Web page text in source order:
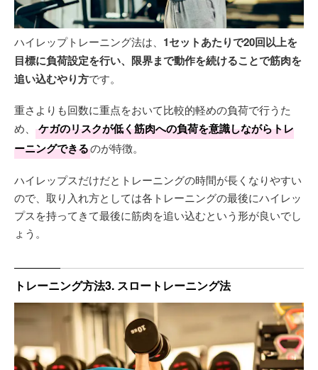
ハイレップトレーニング法は、 1セットあたりで20回以上を
目標に負荷設定を行い、限界まで動作を続けることで筋肉を
追い込むやり方です。
重さよりも回数に重点をおいて比較的軽めの負荷で行うた
め、
ケガのリスクが低く筋肉への負荷を意識しながらトレ
ーニングできるのが特徴。
ハイレップスだけだとトレーニングの時間が長くなりやすい
ので、取り入れ方としては各トレーニングの最後にハイレッ
プスを持ってきて最後に筋肉を追い込むという形が良いでし
ょう。
トレーニング方法3. スロートレーニング法